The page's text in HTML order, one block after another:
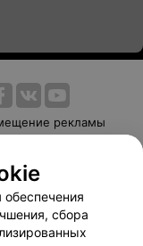
рекламы
оплаты
сбора